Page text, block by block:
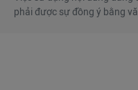
phải được sự đồng ý bằng